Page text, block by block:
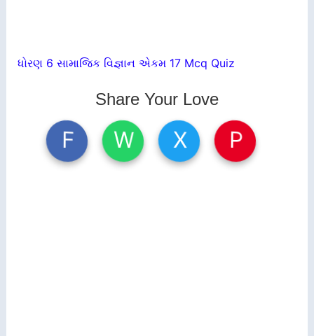
ધોરણ 6 સામાજિક વિજ્ઞાન એકમ 17 Mcq Quiz
Share Your Love
F W X P